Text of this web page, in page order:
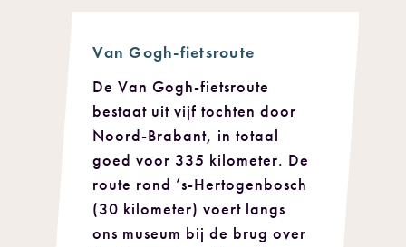
Van Gogh-fietsroute
De Van Gogh-fietsroute
bestaat uit vijf tochten door
Noord-Brabant, in totaal
goed voor 335 kilometer. De
route rond ’s-Hertogenbosch
(30 kilometer) voert langs
ons museum bij de brug over